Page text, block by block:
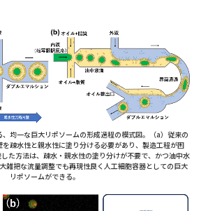
均一な巨大リポソームの形成過程の模式図。（a）従来の
疎水性と親水性に塗り分ける必要があり、製造工程が困
た方法は、疎水・親水性の塗り分けが不要で、かつ油中水
雑把な流量調整でも再現性良く人工細胞容器としての巨大
リポソームができる。